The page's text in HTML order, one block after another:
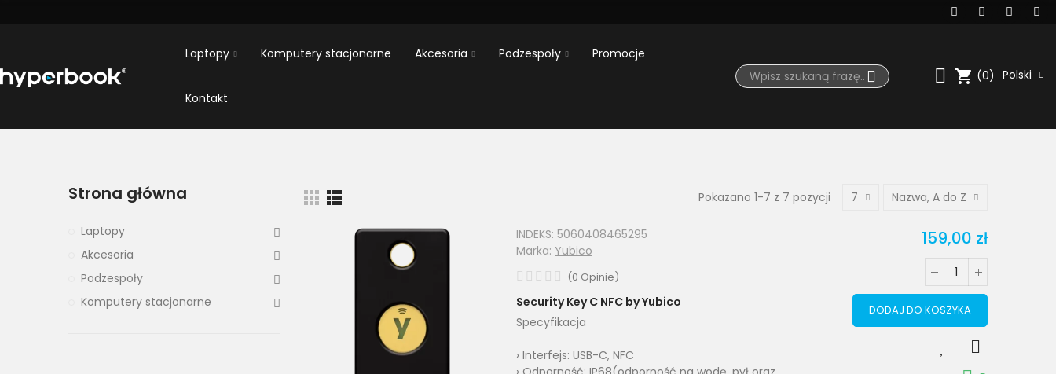
Laptopy Komputery stacjonarne Akcesoria Podzespoły Promocje
Kontakt
shopping_cart (0) Polski
Pokazano 1-7 z 7 pozycji 7 Nazwa, A do Z
INDEKS: 5060408465295
Marka: Yubico
(0 Opinie)
Security Key C NFC by Yubico
Specyfikacja
› Interfejs: USB-C, NFC
159,00 zł
DODAJ DO KOSZYKA
Strona główna
Laptopy
Akcesoria
Podzespoły
Komputery stacjonarne